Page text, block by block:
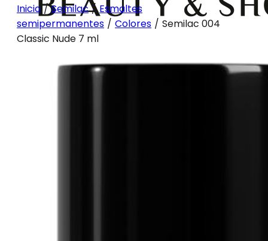
Inicio / Semilac / Esmaltes
semipermanentes / Colores / Semilac 004
Classic Nude 7 ml